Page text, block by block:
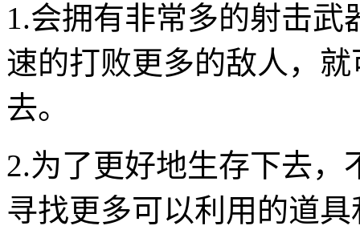
1.会拥有非常多的射击
速的打败更多的敌人，
去。
2.为了更好地生存下去
寻找更多可以利用的道